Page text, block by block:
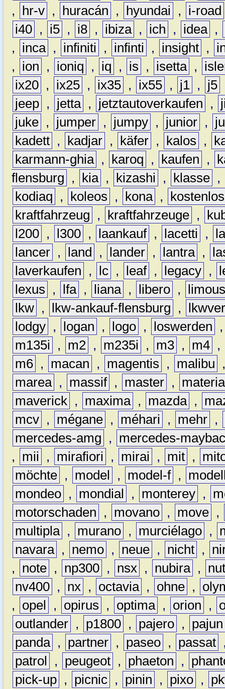
,
hr-v , huracán , hyundai ,
i-road
i40 , i5 , i8 , ibiza , ich , idea ,
,
inca , infiniti , infinti , insight ,
,
ion , ioniq , iq , is , isetta ,
ix20 , ix25 , ix35 , ix55 , j1 , j5
jeep , jetta , jetztautoverkaufen ,
juke , jumper , jumpy , junior ,
kadett , kadjar , käfer , kalos ,
karmann-ghia , karoq , kaufen ,
flensburg
, kia , kizashi , klasse ,
kodiaq
, koleos , kona ,
kostenlos
kraftfahrzeug
, kraftfahrzeuge ,
l200 , l300 , laankauf , lacetti ,
lancer , land , lander , lantra ,
laverkaufen
, lc , leaf , legacy ,
lexus
, lfa , liana , libero ,
lkw , lkw-ankauf-flensburg ,
lodgy , logan , logo , loswerden
m135i
, m2 , m235i , m3 , m4 ,
m6 , macan , magentis , malibu
marea , massif , master ,
materia
maverick , maxima , mazda ,
mcv , mégane , méhari , mehr ,
mercedes-amg
,
mercedes-
,
mii , mirafiori , mirai , mit ,
möchte , model , model-f ,
mondeo , mondial , monterey ,
motorschaden
, movano , move ,
multipla , murano , murciélago ,
navara , nemo , neue , nicht ,
,
note , np300 , nsx , nubira ,
nv400 , nx , octavia , ohne ,
,
opel , opirus , optima , orion ,
outlander , p1800 , pajero ,
pajun
panda , partner , paseo , passat
patrol
, peugeot , phaeton ,
pick-up , picnic , pinin , pixo ,